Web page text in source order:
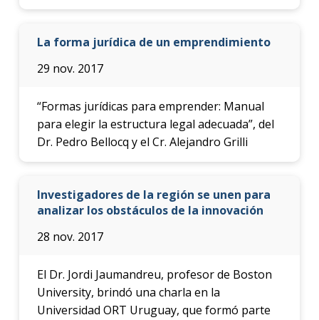
La forma jurídica de un emprendimiento
29 nov. 2017
“Formas jurídicas para emprender: Manual
para elegir la estructura legal adecuada”, del
Dr. Pedro Bellocq y el Cr. Alejandro Grilli
Investigadores de la región se unen para
analizar los obstáculos de la innovación
28 nov. 2017
El Dr. Jordi Jaumandreu, profesor de Boston
University, brindó una charla en la
Universidad ORT Uruguay, que formó parte